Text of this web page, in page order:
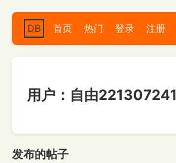
DB 首页 热门 登录 注册
用户：自由221307241
发布的帖子